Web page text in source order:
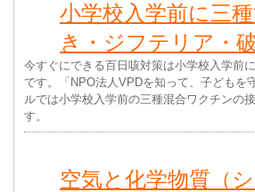
小学校入学前に三
き・ジフテリア・
今すぐにできる百日咳対策は小学校入学前
です。「NPO法人VPDを知って、子どもを
ルでは小学校入学前の三種混合ワクチンの
す。
空気と化学物質（